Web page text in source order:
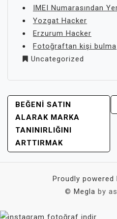
IMEI Numarasından
Yozgat Hacker
Erzurum Hacker
Fotoğraftan kişi bulma
Uncategorized
YAZI
GEZINMESI
BEĞENI SATIN
ALARAK MARKA
TANINIRLIĞINI
ARTTIRMAK
Proudly powered
© Megla by